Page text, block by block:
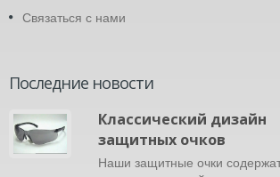
Связаться с нами
Последние новости
Классический дизайн
защитных очков
Наши защитные очки